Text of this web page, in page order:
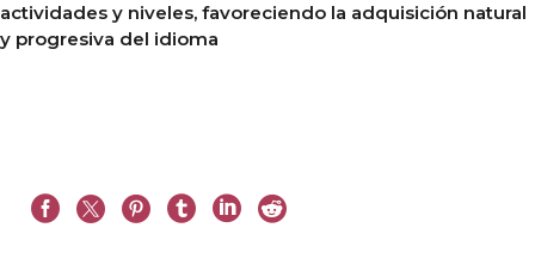
actividades y niveles, favoreciendo la adquisición natural
y progresiva del idioma